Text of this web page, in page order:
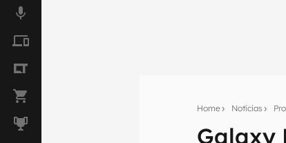
Home Notícias
Galaxy